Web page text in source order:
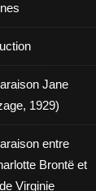
Jane
1929)
entre
Brontë et
Virginie